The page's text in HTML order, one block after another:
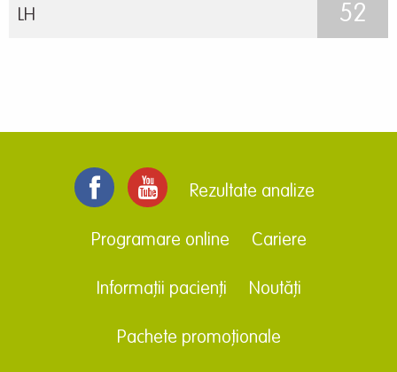
LH 52
Rezultate analize
Programare online Cariere
Informații pacienți Noutăți
Pachete promoționale